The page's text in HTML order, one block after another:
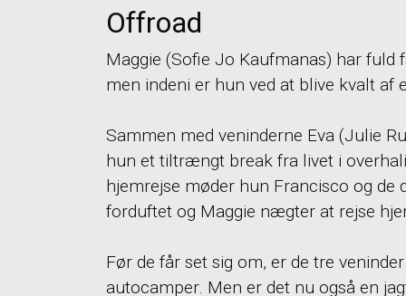
Offroad
Maggie (Sofie Jo Kaufmanas) har
men indeni er hun ved at blive kvalt af
Sammen med veninderne Eva (Julie
hun et tiltrængt break fra livet i
hjemrejse møder hun Francisco og
forduftet og Maggie nægter at rejse
Før de får set sig om, er de tre
autocamper. Men er det nu også en